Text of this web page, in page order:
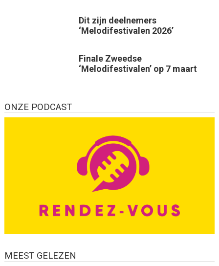
Dit zijn deelnemers
‘Melodifestivalen 2026’
Finale Zweedse
‘Melodifestivalen’ op 7 maart
ONZE PODCAST
MEEST GELEZEN